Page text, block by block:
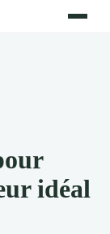
idéal